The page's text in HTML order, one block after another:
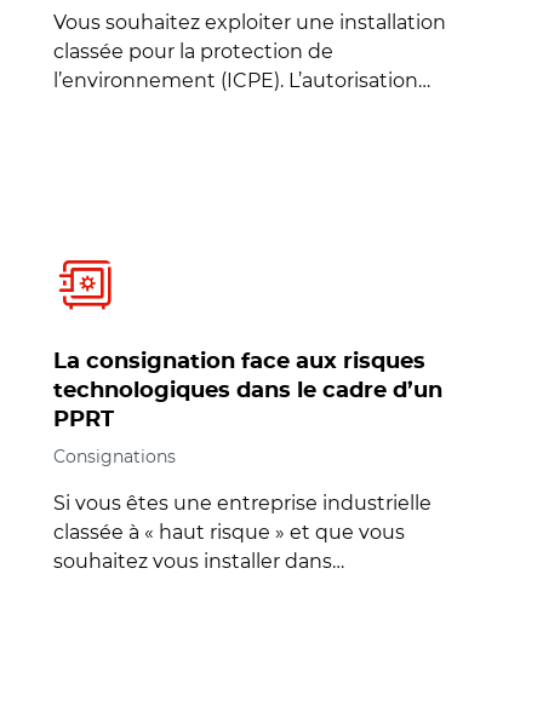
Vous souhaitez exploiter une installation
classée pour la protection de
l’environnement (ICPE). L’autorisation…
La consignation face aux risques
technologiques dans le cadre d’un
PPRT
Consignations
Si vous êtes une entreprise industrielle
classée à « haut risque » et que vous
souhaitez vous installer dans…